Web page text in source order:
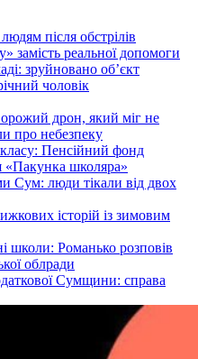
після обстрілів
замість реальної допомоги
зруйновано об’єкт
чоловік
дрон, який міг не
про небезпеку
Пенсійний фонд
школяра»
Сум: люди тікали від двох
історій із зимовим
школи: Романько розповів
облради
Сумщини: справа